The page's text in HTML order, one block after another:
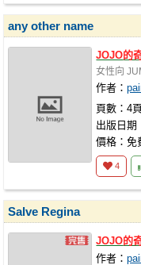
any other name
JOJO的
女性向
作者：
頁數：4頁
出版日期
價格：免
4
Salve Regina
JOJO的
作者：